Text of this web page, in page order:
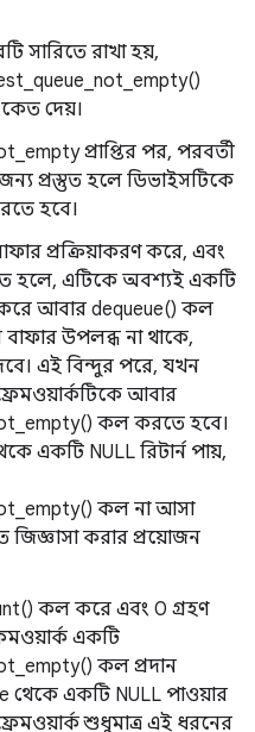
সারিতে রাখা হয়,
দেয়।
প্রাপ্তির পর, পরবর্তী
প্রস্তুত হলে ডিভাইসটিকে
হবে।
প্রক্রিয়াকরণ করে, এবং
হলে, এটিকে অবশ্যই একটি
করে আবার dequeue() কল
উপলব্ধ না থাকে,
এই বিন্দুর পরে, যখন
আবার
কল করতে হবে।
একটি NULL রিটার্ন পায়,
কল না আসা
জিজ্ঞাসা করার প্রয়োজন
কল করে এবং 0 গ্রহণ
একটি
কল প্রদান
থেকে একটি NULL পাওয়ার
শুধুমাত্র এই ধরনের